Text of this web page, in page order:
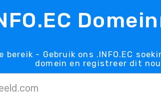
bereik - Gebruik ons .INFO.EC
domein en registreer dit